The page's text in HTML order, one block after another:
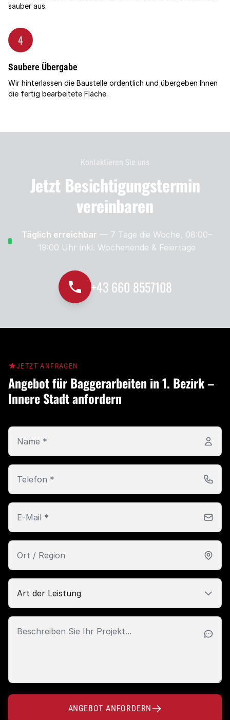
sauber aus.
4
Saubere Übergabe
Wir hinterlassen die Baustelle ordentlich und übergeben Ihnen
die fertig bearbeitete Fläche.
Kontaktieren Sie uns
Jetzt Besichtigungs­termin
vereinbaren
Täglich erreichbar — 7 Tage die Woche, 08:00–
19:00 Uhr inkl. Wochenende & Feiertage
+43 660 8557108
JETZT ANFRAGEN
Angebot für Baggerarbeiten in 1. Bezirk –
Innere Stadt anfordern
ANGEBOT ANFORDERN